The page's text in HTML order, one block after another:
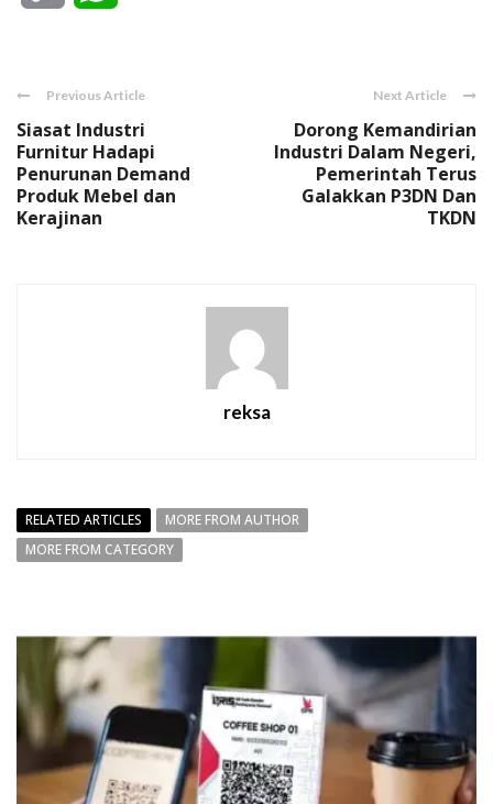
Previous Article
Siasat Industri
Furnitur Hadapi
Penurunan Demand
Produk Mebel dan
Kerajinan
Next Article
Dorong Kemandirian
Industri Dalam Negeri,
Pemerintah Terus
Galakkan P3DN Dan
TKDN
reksa
RELATED ARTICLES
MORE FROM AUTHOR
MORE FROM CATEGORY